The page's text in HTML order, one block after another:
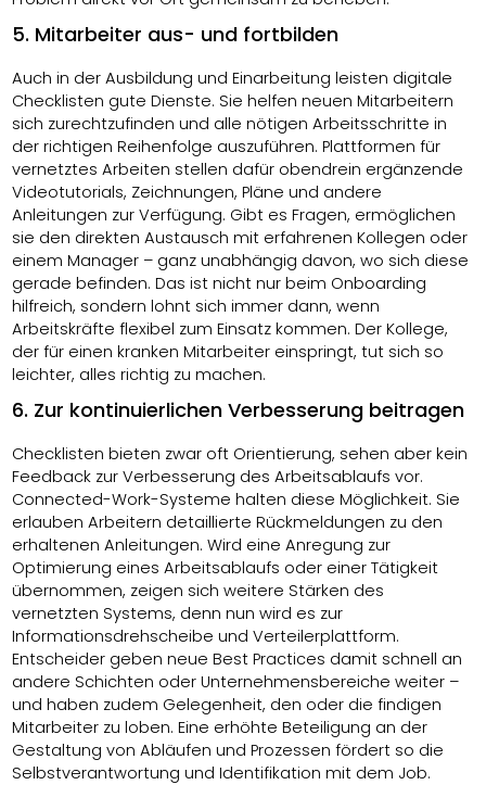
5. Mitarbeiter aus- und fortbilden
Auch in der Ausbildung und Einarbeitung leisten digitale
Checklisten gute Dienste. Sie helfen neuen Mitarbeitern
sich zurechtzufinden und alle nötigen Arbeitsschritte in
der richtigen Reihenfolge auszuführen. Plattformen für
vernetztes Arbeiten stellen dafür obendrein ergänzende
Videotutorials, Zeichnungen, Pläne und andere
Anleitungen zur Verfügung. Gibt es Fragen, ermöglichen
sie den direkten Austausch mit erfahrenen Kollegen oder
einem Manager – ganz unabhängig davon, wo sich diese
gerade befinden. Das ist nicht nur beim Onboarding
hilfreich, sondern lohnt sich immer dann, wenn
Arbeitskräfte flexibel zum Einsatz kommen. Der Kollege,
der für einen kranken Mitarbeiter einspringt, tut sich so
leichter, alles richtig zu machen.
6. Zur kontinuierlichen Verbesserung beitragen
Checklisten bieten zwar oft Orientierung, sehen aber kein
Feedback zur Verbesserung des Arbeitsablaufs vor.
Connected-Work-Systeme halten diese Möglichkeit. Sie
erlauben Arbeitern detaillierte Rückmeldungen zu den
erhaltenen Anleitungen. Wird eine Anregung zur
Optimierung eines Arbeitsablaufs oder einer Tätigkeit
übernommen, zeigen sich weitere Stärken des
vernetzten Systems, denn nun wird es zur
Informationsdrehscheibe und Verteilerplattform.
Entscheider geben neue Best Practices damit schnell an
andere Schichten oder Unternehmensbereiche weiter –
und haben zudem Gelegenheit, den oder die findigen
Mitarbeiter zu loben. Eine erhöhte Beteiligung an der
Gestaltung von Abläufen und Prozessen fördert so die
Selbstverantwortung und Identifikation mit dem Job.